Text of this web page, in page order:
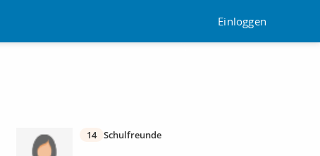
Einloggen
14 Schulfreunde